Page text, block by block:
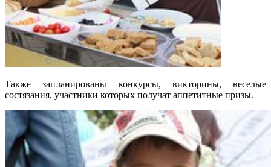
Также запланированы конкурсы, викторины, веселые
состязания, участники которых получат аппетитные призы.